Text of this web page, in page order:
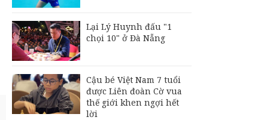
Lại Lý Huynh đấu "1
chọi 10" ở Đà Nẵng
Cậu bé Việt Nam 7 tuổi
được Liên đoàn Cờ vua
thế giới khen ngợi hết
lời